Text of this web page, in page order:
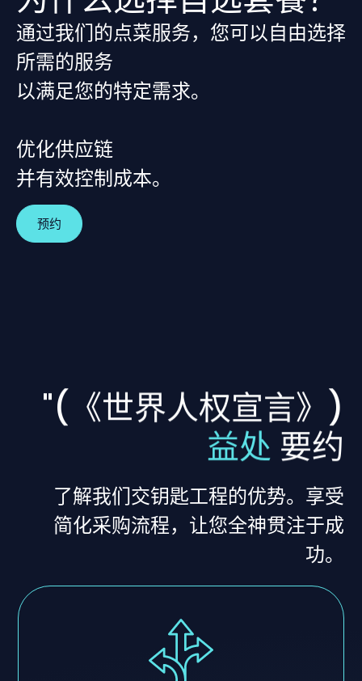
通过我们的点菜服务，您可以自由选择
所需的服务
以满足您的特定需求。
优化供应链
并有效控制成本。
预约
"(《世界人权宣言》)
益处 要约
了解我们交钥匙工程的优势。享受
简化采购流程，让您全神贯注于成
功。